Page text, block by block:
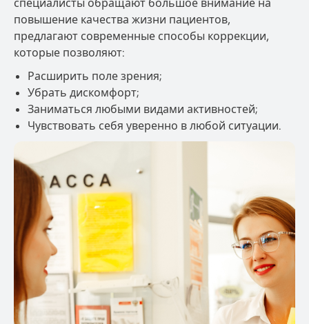
специалисты обращают большое внимание на
повышение качества жизни пациентов,
предлагают современные способы коррекции,
которые позволяют:
Расширить поле зрения;
Убрать дискомфорт;
Заниматься любыми видами активностей;
Чувствовать себя уверенно в любой ситуации.